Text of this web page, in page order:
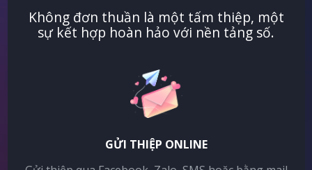
Không đơn thuần là một tấm thiệp, một
sự kết hợp hoàn hảo với nền tảng số.
GỬI THIỆP ONLINE